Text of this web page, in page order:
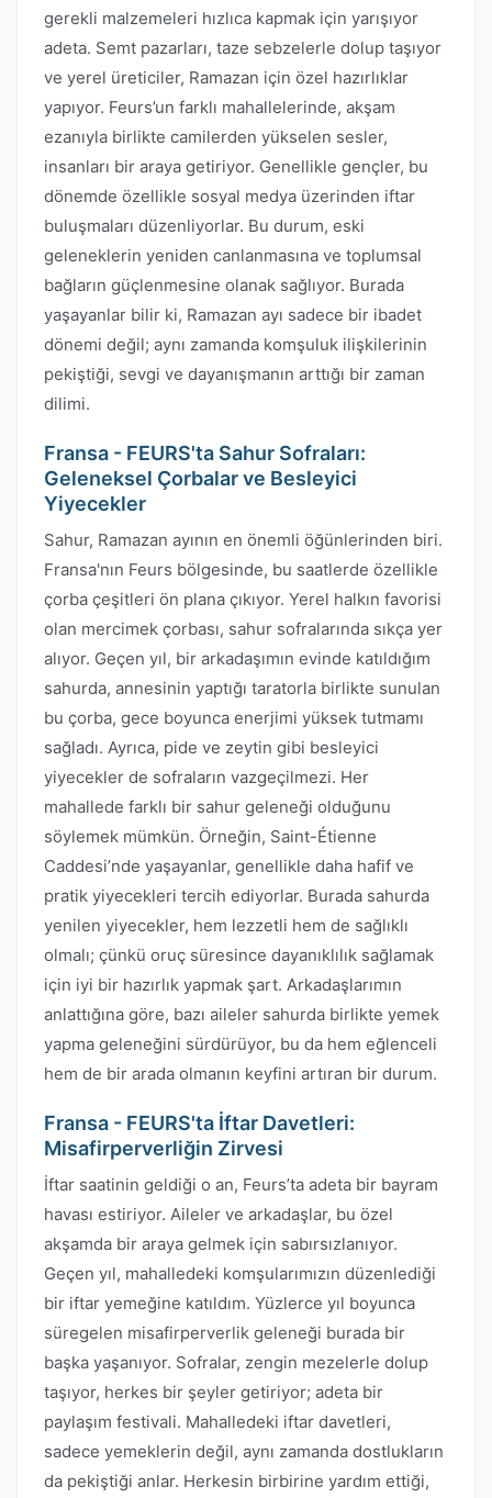
gerekli malzemeleri hızlıca kapmak için yarışıyor
adeta. Semt pazarları, taze sebzelerle dolup taşıyor
ve yerel üreticiler, Ramazan için özel hazırlıklar
yapıyor. Feurs’un farklı mahallelerinde, akşam
ezanıyla birlikte camilerden yükselen sesler,
insanları bir araya getiriyor. Genellikle gençler, bu
dönemde özellikle sosyal medya üzerinden iftar
buluşmaları düzenliyorlar. Bu durum, eski
geleneklerin yeniden canlanmasına ve toplumsal
bağların güçlenmesine olanak sağlıyor. Burada
yaşayanlar bilir ki, Ramazan ayı sadece bir ibadet
dönemi değil; aynı zamanda komşuluk ilişkilerinin
pekiştiği, sevgi ve dayanışmanın arttığı bir zaman
dilimi.
Fransa - FEURS'ta Sahur Sofraları:
Geleneksel Çorbalar ve Besleyici
Yiyecekler
Sahur, Ramazan ayının en önemli öğünlerinden biri.
Fransa'nın Feurs bölgesinde, bu saatlerde özellikle
çorba çeşitleri ön plana çıkıyor. Yerel halkın favorisi
olan mercimek çorbası, sahur sofralarında sıkça yer
alıyor. Geçen yıl, bir arkadaşımın evinde katıldığım
sahurda, annesinin yaptığı taratorla birlikte sunulan
bu çorba, gece boyunca enerjimi yüksek tutmamı
sağladı. Ayrıca, pide ve zeytin gibi besleyici
yiyecekler de sofraların vazgeçilmezi. Her
mahallede farklı bir sahur geleneği olduğunu
söylemek mümkün. Örneğin, Saint-Étienne
Caddesi’nde yaşayanlar, genellikle daha hafif ve
pratik yiyecekleri tercih ediyorlar. Burada sahurda
yenilen yiyecekler, hem lezzetli hem de sağlıklı
olmalı; çünkü oruç süresince dayanıklılık sağlamak
için iyi bir hazırlık yapmak şart. Arkadaşlarımın
anlattığına göre, bazı aileler sahurda birlikte yemek
yapma geleneğini sürdürüyor, bu da hem eğlenceli
hem de bir arada olmanın keyfini artıran bir durum.
Fransa - FEURS'ta İftar Davetleri:
Misafirperverliğin Zirvesi
İftar saatinin geldiği o an, Feurs’ta adeta bir bayram
havası estiriyor. Aileler ve arkadaşlar, bu özel
akşamda bir araya gelmek için sabırsızlanıyor.
Geçen yıl, mahalledeki komşularımızın düzenlediği
bir iftar yemeğine katıldım. Yüzlerce yıl boyunca
süregelen misafirperverlik geleneği burada bir
başka yaşanıyor. Sofralar, zengin mezelerle dolup
taşıyor, herkes bir şeyler getiriyor; adeta bir
paylaşım festivali. Mahalledeki iftar davetleri,
sadece yemeklerin değil, aynı zamanda dostlukların
da pekiştiği anlar. Herkesin birbirine yardım ettiği,